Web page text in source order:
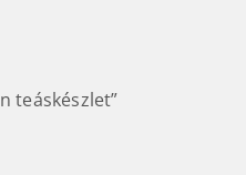
teáskészlet”